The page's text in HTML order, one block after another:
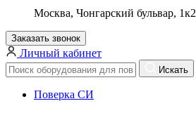
Москва, Чонгарский бульвар, 1к2
Заказать звонок
Личный кабинет
Искать
Поверка СИ